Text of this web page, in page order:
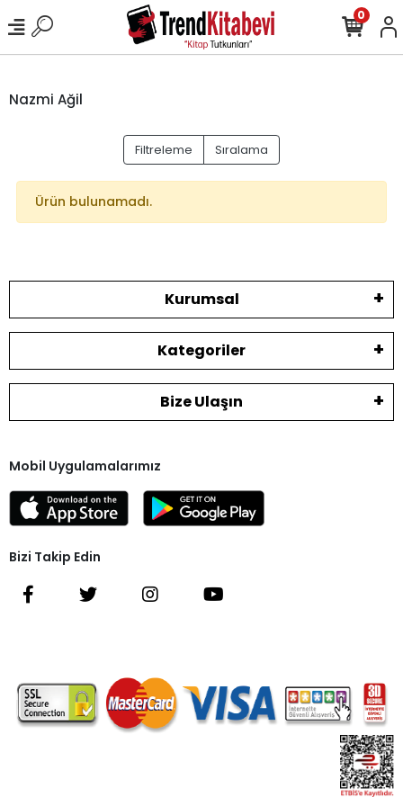
0
Nazmi Ağil
Filtreleme Sıralama
Ürün bulunamadı.
Kurumsal
Kategoriler
Bize Ulaşın
Mobil Uygulamalarımız
Bizi Takip Edin